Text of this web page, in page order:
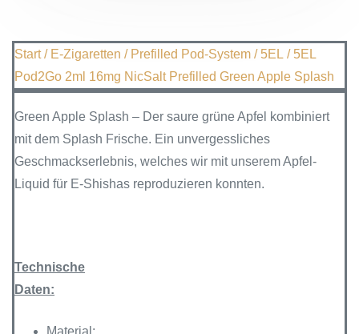
Start/ E-Zigaretten / Prefilled Pod-System / 5EL / 5EL
Pod2Go 2ml 16mg NicSalt Prefilled Green Apple Splash
Green Apple Splash – Der saure grüne Apfel kombiniert
mit dem Splash Frische. Ein unvergessliches
Geschmackserlebnis, welches wir mit unserem Apfel-
Liquid für E-Shishas reproduzieren konnten.
Technische
Daten:
Material: